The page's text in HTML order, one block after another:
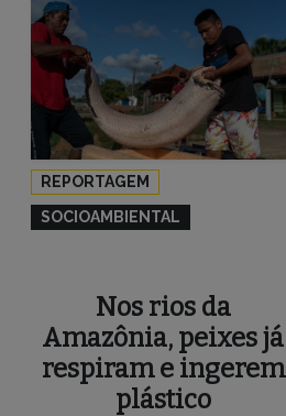
REPORTAGEM
SOCIOAMBIENTAL
Nos rios da
Amazônia, peixes já
respiram e ingerem
plástico